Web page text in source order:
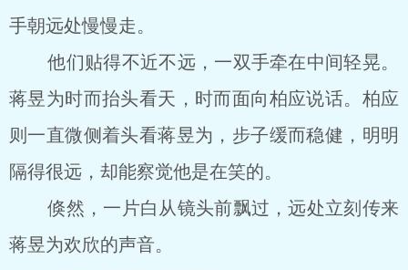
手朝远处慢慢走。
他们贴得不近不远，一双手牵在中间轻晃。
蒋昱为时而抬头看天，时而面向柏应说话。柏应
则一直微侧着头看蒋昱为，步子缓而稳健，明明
隔得很远，却能察觉他是在笑的。
倏然，一片白从镜头前飘过，远处立刻传来
蒋昱为欢欣的声音。